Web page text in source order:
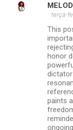
terça-
This
honor
paints